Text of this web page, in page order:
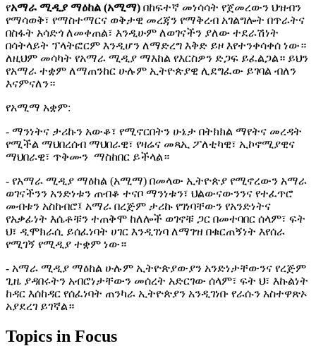
የአማራ ሚዲያ ማዕከል (አሚማ) በከፍተኛ መነሳሳት የጀመረውን ህዝብን
የማሳወቅ፣ የማስተማርና ወቅታዊ መረጃን የማቅረብ አገልግሎት በጥራትና
በስፋት አሳድጎ ለመቀጠል፣ እንዲሁም ለወገናችን ያለው ተደራሽነት
በሳትላይት ፕላትፎርም እንዲሆን ለማድረግ እቅድ ይዞ እየተንቀሳቀሰ ነው።
ለዚህም መሳካት የአማራ ሚዲያ ማእከል የእርስዎን ድጋፍ ይፈልጋል። ይህን
የአማራ ተቋም ለማጠንከር ሁሉም ኢትዮጵያዊ ሊደግፈው ይገባል ብለን
እናምናለን።
የአሚማ አቋም:
- ማንነትና ታሪኩን አውቆ፣ የሚኖርበትን ሁኔታ በትክክል ማየትና መረዳት
የሚችል ማህበረሰብ ማህበራዊ፣ የዛሬና መጻኢ ፖለቲካዊ፣ ኢኮኖሚያዊና
ማህበራዊ፣ ጥቅሙን ማስከበር ይችላል።
- የአማራ ሚዲያ ማዕከል (አሚማ) በመላው ኢትዮጵያ የሚኖረውን አማራ
ወገናችንን አንድነቱን ጠብቆ ተናቦ ማንነቱን፣ ህልውናውንንና የተፈጥሮ
መብቱን አስከብሮ፤ አማራ በረጅም ታሪኩ የገነባቸውን የአንድነትና
የአቃፊነት እሴቶቹን ተጠቅሞ ከለሎች ወገኖቹ ጋር በመተባበር ሰላም፣ ፍት
ህ፣ ዲሞክራሲ ይሰፈነባት ሀገር እንዲገነባ ለማገዝ በቁርጠኝነት እየሰራ
የሚገኝ የሚዲያ ተቋም ነው።
- አማራ ሚዲያ ማዕከል ሁሉም ኢትዮጵያውያን አንድነታቸውንና የረጅም
ጊዜ ያዳበሩትን አብሮነታቸውን መሰረት አድርገው ሰላም፣ ፍት ህ፣ እኩልነት
ከዳር እሰከዳር የሰፈነባት ጠንካራ ኢትዮጵያን አንዲገነቡ የራሱን አስተዋጽኦ
አያደረገ ይገኛል።
Topics in Focus